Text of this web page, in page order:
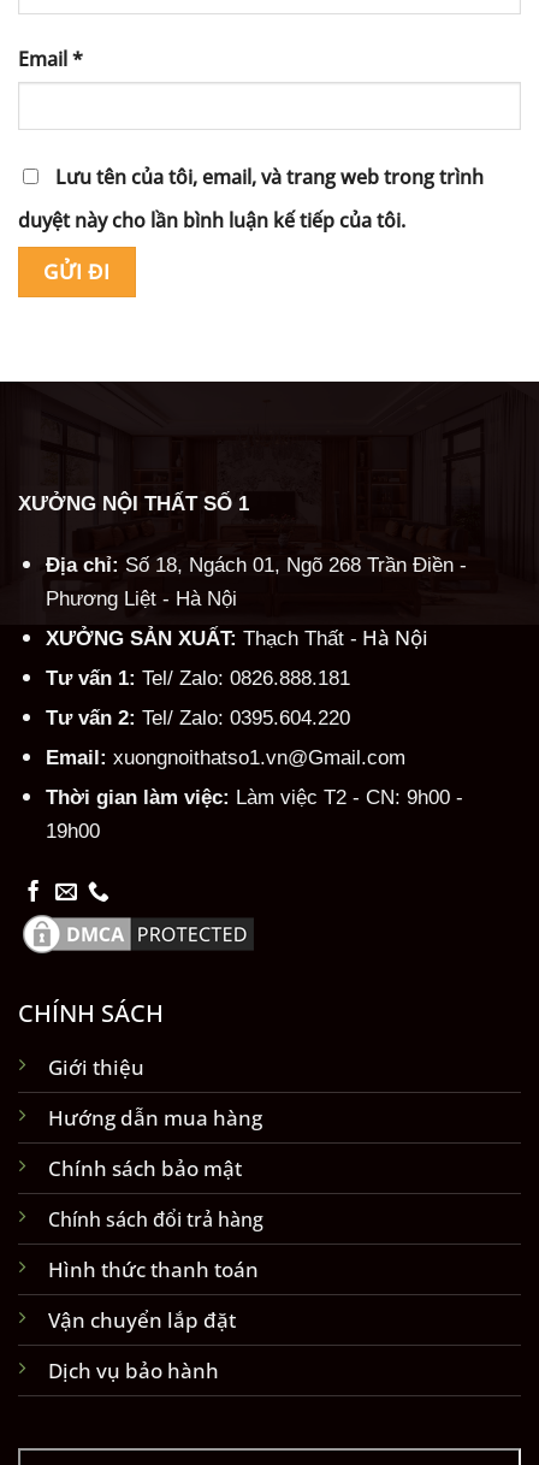
Email*
Lưu tên của tôi, email, và trang web trong trình
duyệt này cho lần bình luận kế tiếp của tôi.
XƯỞNG NỘI THẤT SỐ 1
Địa chỉ: Số 18, Ngách 01, Ngõ 268 Trần Điền -
Phương Liệt - Hà Nội
XƯỞNG SẢN XUẤT: Thạch Thất - Hà Nội
Tư vấn 1: Tel/ Zalo: 0826.888.181
Tư vấn 2: Tel/ Zalo: 0395.604.220
Email: xuongnoithatso1.vn@Gmail.com
Thời gian làm việc: Làm việc T2 - CN: 9h00 -
19h00
CHÍNH SÁCH
Giới thiệu
Hướng dẫn mua hàng
Chính sách bảo mật
Chính sách đổi trả hàng
Hình thức thanh toán
Vận chuyển lắp đặt
Dịch vụ bảo hành